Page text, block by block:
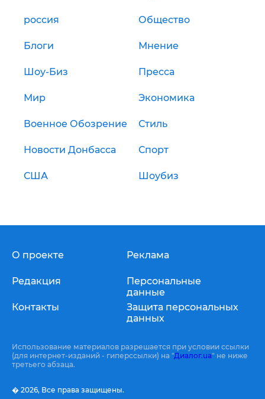
россия Общество
Блоги Мнение
Шоу-Биз Пресса
Мир Экономика
Военное Обозрение Стиль
Новости Донбасса Спорт
США Шоубиз
О проекте
Редакция
Контакты
Реклама
Персональные
данные
Защита персональных
данных
Использование материалов разрешается при условии ссылки
(для интернет-изданий - гиперссылки) на "Диалог.ua" не ниже
третьего абзаца.
� 2026, Все права защищены.